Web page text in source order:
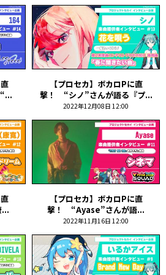
【プロセカ】ボカロPに直
撃！ “シノ”さんが語る『プ...
2022年12月08日 12:00
【プロセカ】ボカロPに直
撃！ “Ayase”さんが語...
2022年11月16日 12:00